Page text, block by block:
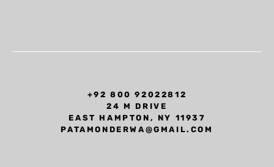
+92 800 92022812
24 M DRIVE
EAST HAMPTON, NY 11937
PATAMONDERWA@GMAIL.COM